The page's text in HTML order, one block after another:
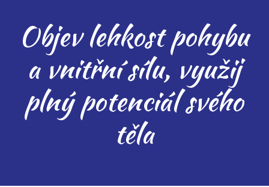
Objev lehkost pohybu
a vnitřní sílu, využij
plný potenciál svého
těla